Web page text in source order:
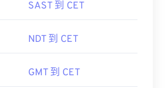
SAST 到 CET
NDT 到 CET
GMT 到 CET